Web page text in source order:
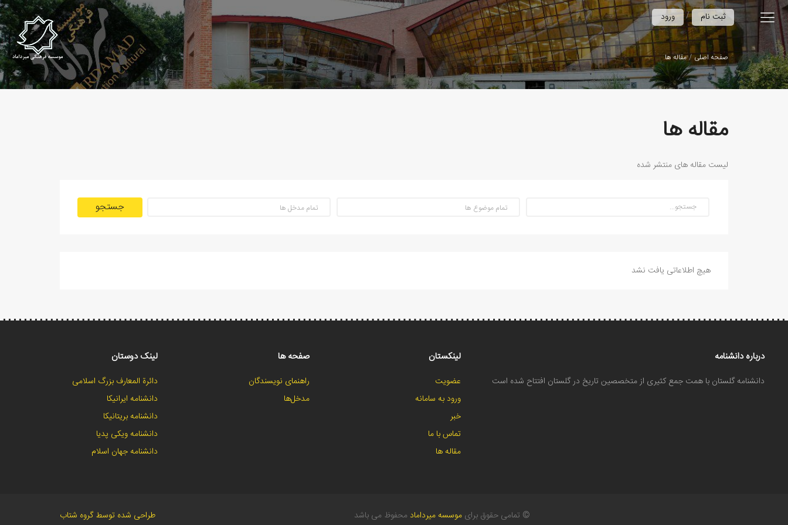
ورود / ثبت نام
صفحه اصلی مقاله ها
مقاله ها
لیست مقاله های منتشر شده
جستجو
هیچ اطلاعاتی یافت نشد
درباره دانشنامه
دانشنامه گلستان با همت جمع کثیری از متخصصین تاریخ در گلستان افتتاح شده است
لینکستان
عضویت
ورود به سامانه
خبر
تماس با ما
مقاله ها
صفحه ها
راهنمای نویسندگان
مدخل‌ها
لینک دوستان
دائرة المعارف بزرگ اسلامی
دانشنامه ایرانیکا
دانشنامه بریتانیکا
دانشنامه ویکی پدیا
دانشنامه جهان اسلام
طراحی شده توسط گروه شتاب © تمامی حقوق برای موسسه میرداماد محفوظ می باشد